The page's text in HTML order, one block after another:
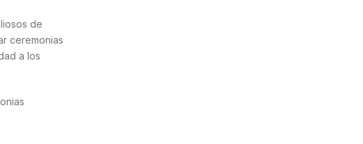
de
ceremonias
a los